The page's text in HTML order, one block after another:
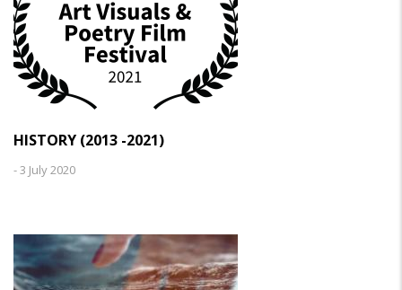
HISTORY (2013 -2021)
-3 July 2020